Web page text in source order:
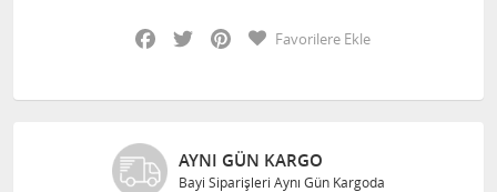
Facebook
Twitter PinterestFavorilere Ekle
AYNI GÜN KARGO
Bayi Siparişleri Aynı Gün Kargoda